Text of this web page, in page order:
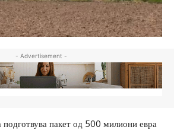
- Advertisement -
подготвува пакет од 500 милиони евра